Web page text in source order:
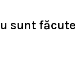
sunt făcute